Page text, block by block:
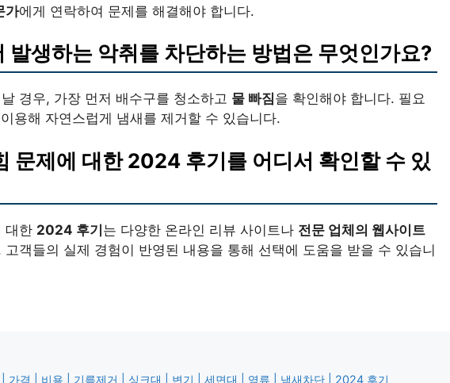
가에게 연락하여 문제를 해결해야 합니다.
발생하는 악취를 차단하는 방법은 무엇인가요?
경우, 가장 먼저 배수구를 청소하고 물 빠짐을 확인해야 합니다. 필요
용해 자연스럽게 냄새를 제거할 수 있습니다.
문제에 대한2024 후기를 어디서 확인할 수 있
대한 2024 후기는 다양한 온라인 리뷰 사이트나 전문 업체의 웹사이트
객들의 실제 경험이 반영된 내용을 통해 선택에 도움을 받을 수 있습니
가격 | 비용 | 기름제거 | 싱크대 | 변기 | 세면대 | 역류 | 냄새차단 | 2024 후기